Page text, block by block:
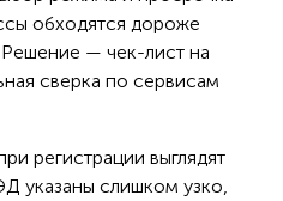
обходятся дороже
— чек-лист на
сверка по сервисам
регистрации выглядят
указаны слишком узко,